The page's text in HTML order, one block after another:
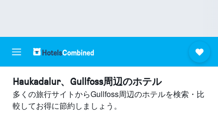
Haukadalur​、Gullfoss周辺のホテル
多くの旅行サイトからGullfoss周辺のホテルを検索・比
較してお得に節約しましょう。